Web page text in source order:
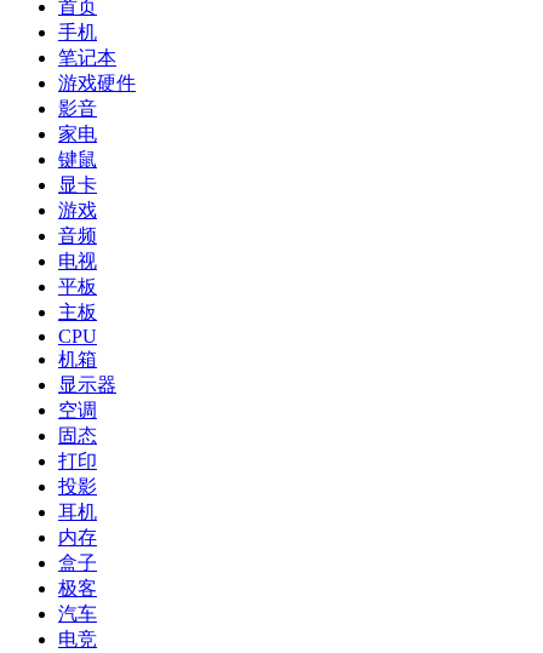
首页
手机
笔记本
游戏硬件
影音
家电
键鼠
显卡
游戏
音频
电视
平板
主板
CPU
机箱
显示器
空调
固态
打印
投影
耳机
内存
盒子
极客
汽车
电竞